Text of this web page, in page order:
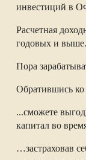
инвестиций в
Расчетная
годовых и выше.
Пора
Обратившись
...сможете
капитал во
…застраховав